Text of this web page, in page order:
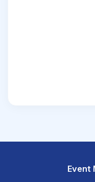
Event